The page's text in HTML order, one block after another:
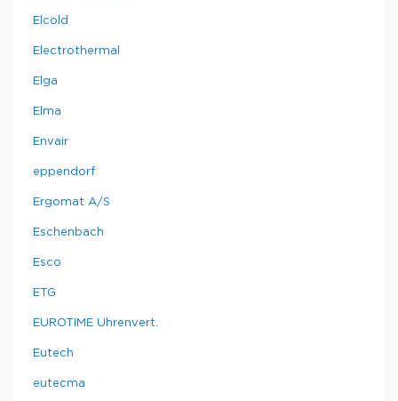
Elcold
Electrothermal
Elga
Elma
Envair
eppendorf
Ergomat A/S
Eschenbach
Esco
ETG
EUROTIME Uhrenvert.
Eutech
eutecma